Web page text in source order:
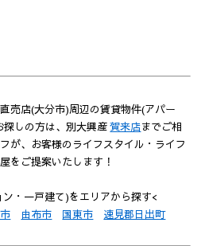
売店(大分市)周辺の賃貸物件(アパー
探しの方は、別大興産賀来店までご相
が、お客様のライフスタイル・ライフ
をご提案いたします！
・一戸建て)をエリアから探す<
由布市 国東市 速見郡日出町